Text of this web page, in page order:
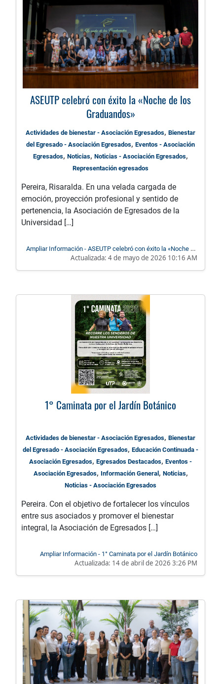
ASEUTP celebró con éxito la «Noche de los
Graduandos»
Actividades de bienestar - Asociación Egresados, Bienestar
del Egresado - Asociación Egresados, Eventos - Asociación
Egresados, Noticias, Noticias - Asociación Egresados,
Representación egresados
Pereira, Risaralda. En una velada cargada de
emoción, proyección profesional y sentido de
pertenencia, la Asociación de Egresados de la
Universidad […]
Ampliar Información - ASEUTP celebró con éxito la «Noche de
los Graduandos»
Actualizada: 4 de mayo de 2026 10:16 AM
1° Caminata por el Jardín Botánico
Actividades de bienestar - Asociación Egresados, Bienestar
del Egresado - Asociación Egresados, Educación Continuada -
Asociación Egresados, Egresados Destacados, Eventos -
Asociación Egresados, Información General, Noticias,
Noticias - Asociación Egresados
Pereira. Con el objetivo de fortalecer los vínculos
entre sus asociados y promover el bienestar
integral, la Asociación de Egresados […]
Ampliar Información - 1° Caminata por el Jardín Botánico
Actualizada: 14 de abril de 2026 3:26 PM